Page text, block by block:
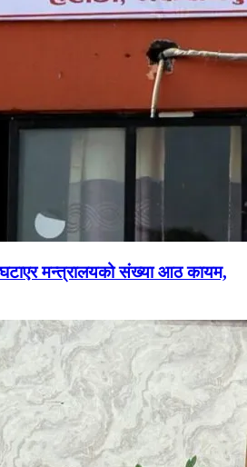
मन्त्रालयको संख्या आठ कायम,